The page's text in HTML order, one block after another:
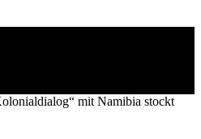
mit Namibia stockt